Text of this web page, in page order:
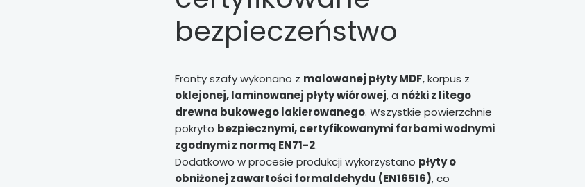
bezpieczeństwo
Fronty szafy wykonano z malowanej płyty MDF, korpus z
oklejonej, laminowanej płyty wiórowej, a nóżki z litego
drewna bukowego lakierowanego. Wszystkie powierzchnie
pokryto bezpiecznymi, certyfikowanymi farbami wodnymi
zgodnymi z normą EN71-2.
Dodatkowo w procesie produkcji wykorzystano płyty o
obniżonej zawartości formaldehydu (EN16516), co